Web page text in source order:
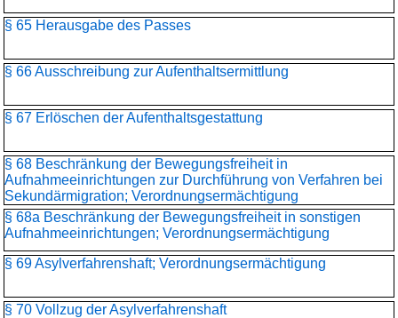
§ 65 Herausgabe des Passes
§ 66 Ausschreibung zur Aufenthaltsermittlung
§ 67 Erlöschen der Aufenthaltsgestattung
§ 68 Beschränkung der Bewegungsfreiheit in
Aufnahmeeinrichtungen zur Durchführung von Verfahren bei
Sekundärmigration; Verordnungsermächtigung
§ 68a Beschränkung der Bewegungsfreiheit in sonstigen
Aufnahmeeinrichtungen; Verordnungsermächtigung
§ 69 Asylverfahrenshaft; Verordnungsermächtigung
§ 70 Vollzug der Asylverfahrenshaft